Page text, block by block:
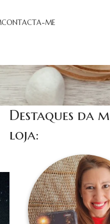
CONTACTA-ME
Destaques da
loja: